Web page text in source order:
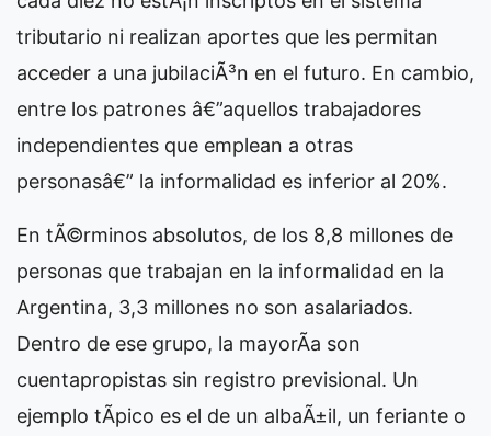
tributario ni realizan aportes que les permitan
acceder a una jubilaciÃ³n en el futuro. En cambio,
entre los patrones â€”aquellos trabajadores
independientes que emplean a otras
personasâ€” la informalidad es inferior al 20%.
En tÃ©rminos absolutos, de los 8,8 millones de
personas que trabajan en la informalidad en la
Argentina, 3,3 millones no son asalariados.
Dentro de ese grupo, la mayorÃ­a son
cuentapropistas sin registro previsional. Un
ejemplo tÃ­pico es el de un albaÃ±il, un feriante o